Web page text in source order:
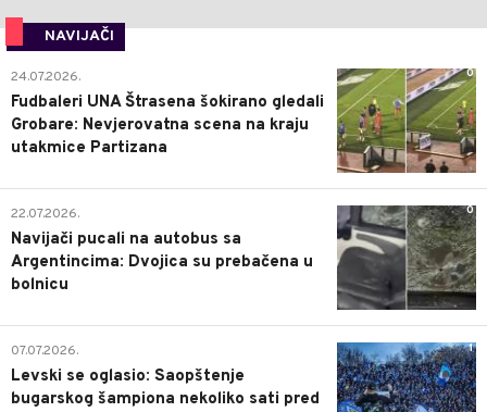
NAVIJAČI
0
24.07.2026.
Fudbaleri UNA Štrasena šokirano gledali
Grobare: Nevjerovatna scena na kraju
utakmice Partizana
0
22.07.2026.
Navijači pucali na autobus sa
Argentincima: Dvojica su prebačena u
bolnicu
1
07.07.2026.
Levski se oglasio: Saopštenje
bugarskog šampiona nekoliko sati pred